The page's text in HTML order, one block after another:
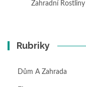
Zahradní Rostliny
Rubriky
Dům A Zahrada